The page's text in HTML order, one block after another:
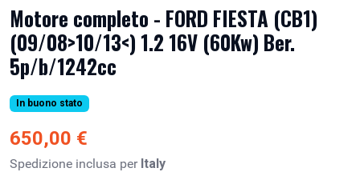
Motore completo - FORD FIESTA (CB1)
(09/08>10/13<) 1.2 16V (60Kw) Ber.
5p/b/1242cc
In buono stato
650,00 €
Spedizione inclusa per Italy